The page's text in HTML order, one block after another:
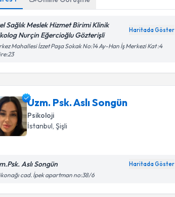
Sağlık Meslek Hizmet Birimi Klinik
Nurçin Eğercioğlu Gözterişli
Haritada Göster
Mahallesi İzzet Paşa Sokak No:14 Ay-Han İş Merkezi Kat :4
Uzm. Psk. Aslı Songün
Psikoloji
İstanbul, Şişli
Aslı Songün Haritada Göster
cad. İpek apartman no:38/6